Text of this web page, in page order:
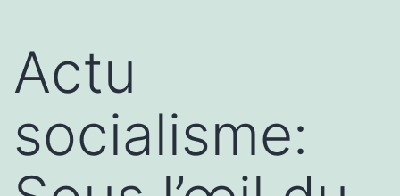
Actu
socialisme: